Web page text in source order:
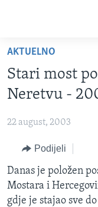
glavni
sadržaj
Pređi
na
glavnu
navigaciju
pretragu
VIJESTI
SJEDINJENE
BOSNA I
NAUKA I
SPECIJALNI
KORUPCIJA
AKTUELNO
Stari most
Neretvu -
22 august, 2003
Podijeli
Danas je položen
Mostara i
gdje je stajao sve